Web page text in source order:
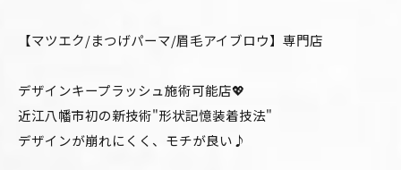
【マツエク/まつげパーマ/眉毛アイブロウ】専門店
デザインキープラッシュ施術可能店💖
近江八幡市初の新技術"形状記憶装着技法"
デザインが崩れにくく、モチが良い♪